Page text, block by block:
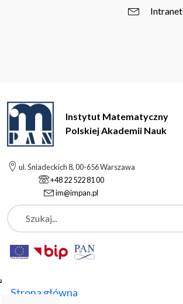
Intranet
Instytut Matematyczny
Polskiej Akademii Nauk
ul. Śniadeckich 8, 00-656 Warszawa
+48 22 522 81 00
im@impan.pl
Szukaj
Strona główna